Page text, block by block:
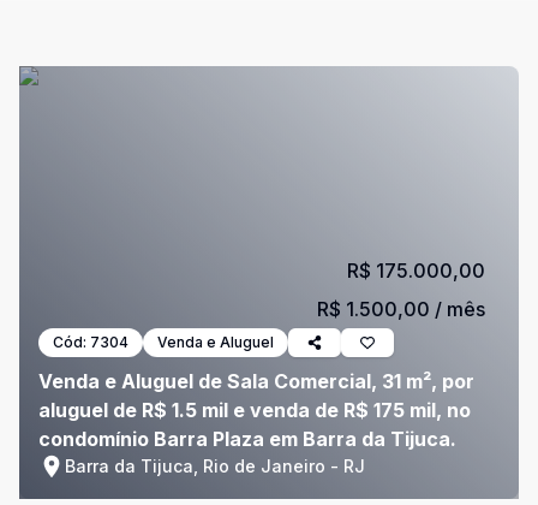
Cód: 7304 Venda e Aluguel
Venda e Aluguel de Sala Comercial, 31 m², por
aluguel de R$ 1.5 mil e venda de R$ 175 mil, no
condomínio Barra Plaza em Barra da Tijuca.
Barra da Tijuca, Rio de Janeiro - RJ
R$ 175.000,00
R$ 1.500,00 / mês